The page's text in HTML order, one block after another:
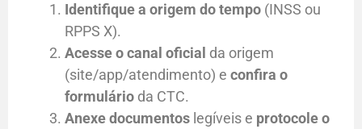
Identifique a origem do tempo (INSS ou
RPPS X).
Acesse o canal oficial da origem
(site/app/atendimento) e confira o
formulário da CTC.
Anexe documentos legíveis e protocole o